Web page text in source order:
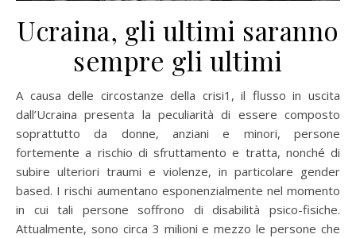
Ucraina, gli ultimi saranno
sempre gli ultimi
A causa delle circostanze della crisi1, il flusso in uscita
dall’Ucraina presenta la peculiarità di essere composto
soprattutto da donne, anziani e minori, persone
fortemente a rischio di sfruttamento e tratta, nonché di
subire ulteriori traumi e violenze, in particolare gender
based. I rischi aumentano esponenzialmente nel momento
in cui tali persone soffrono di disabilità psico-fisiche.
Attualmente, sono circa 3 milioni e mezzo le persone che